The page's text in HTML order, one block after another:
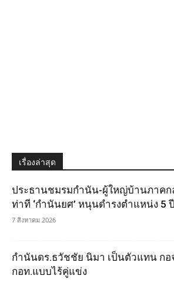
เรื่องล่าสุด
ประธานชมรมกำนัน-ผู้ใหญ่บ้านภาคก
ท่าที ‘กำนันยศ’ หนุนดำรงตำแหน่ง 5 ปี
7 สิงหาคม 2026
กำนันดร.ธวัชชัย นิมา เป็นตัวแทน กอ
กอท.แบบไร้คู่แข่ง